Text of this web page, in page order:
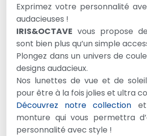
Exprimez votre personnalité
audacieuses !
IRIS&OCTAVE vous propose
sont bien plus qu’un simple
Plongez dans un univers de
designs audacieux.
Nos lunettes de vue et de
pour être à la fois jolies et ultra
Découvrez notre collection
monture qui vous permettra
personnalité avec style !